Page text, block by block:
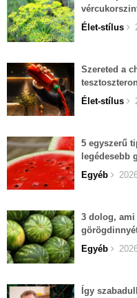
Élet-stílus
Szereted a
Élet-stílus
5 egyszerű
legédesebb
Egyéb
3 dolog, ami
Egyéb
Így